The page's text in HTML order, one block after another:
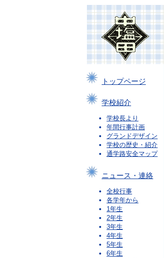
トップページ
学校紹介
学校長より
年間行事計画
グランドデザイン
学校の歴史・紹介
通学路安全マップ
ニュース・連絡
全校行事
各学年から
1年生
2年生
3年生
4年生
5年生
6年生